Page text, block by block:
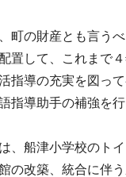
町の財産とも言う
置して、これまで
指導の充実を図っ
指導助手の補強を
、船津小学校のト
の改築、統合に伴